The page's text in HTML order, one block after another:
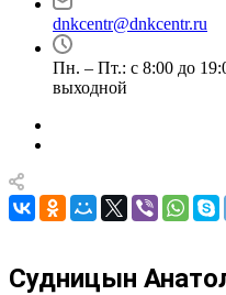
dnkcentr@dnkcentr.ru
Пн. – Пт.: с 8:00 до
выходной
Судницын